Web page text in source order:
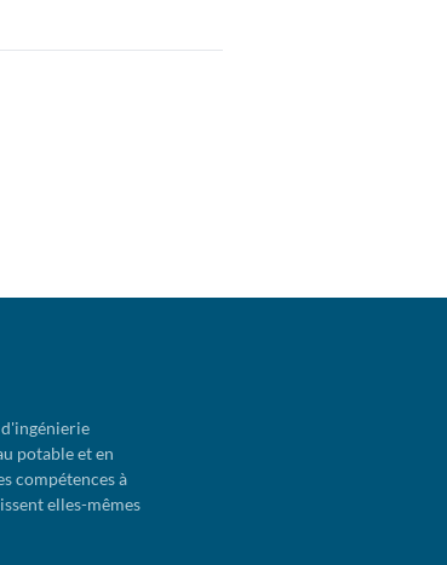
potable et en
compétences à
elles-mêmes